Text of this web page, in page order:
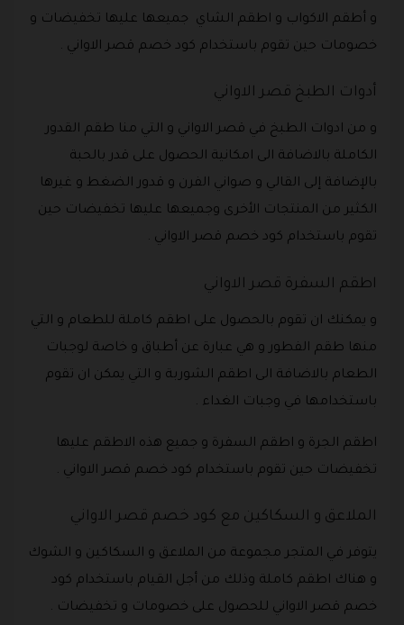
و أطقم الاكواب و اطقم الشاي جميعها عليها تخفيضات و
خصومات حين تقوم باستخدام كود خصم قصر الاواني .
أدوات الطبخ قصر الاواني
و من ادوات الطبخ في قصر الاواني و التي منا طقم القدور
الكاملة بالاضافة الى امكانية الحصول على قدر بالحبة
بالإضافة إلى القالي و صواني الفرن و قدور الضغط و غيرها
الكثير من المنتجات الأخرى وجميعها عليها تخفيضات حين
تقوم باستخدام كود خصم قصر الاواني .
اطقم السفرة قصر الاواني
و يمكنك ان تقوم بالحصول على اطقم كاملة للطعام و التي
منها طقم الفطور و هي عبارة عن أطباق و خاصة لوجبات
الطعام بالاضافة الى اطقم الشوربة و التي يمكن ان تقوم
باستخدامها في وجبات الغداء .
اطقم الجرة و اطقم السفرة و جميع هذه الاطقم عليها
تخفيضات حين تقوم باستخدام كود خصم قصر الاواني .
الملاعق و السكاكين مع كود خصم قصر الاواني
يتوفر في المتجر مجموعة من الملاعق و السكاكين و الشوك
و هناك اطقم كاملة وذلك من أجل القيام باستخدام كود
خصم قصر الاواني للحصول على خصومات و تخفيضات .